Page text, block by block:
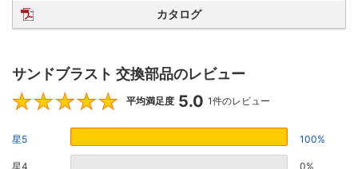
カタログ
サンドブラスト 交換部品のレビュー
5
平均満足度 5.0 1件のレビュー
星5 100%
星4 0%